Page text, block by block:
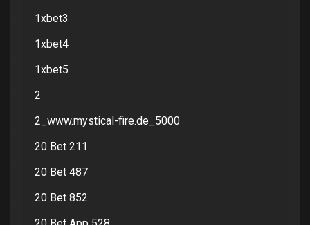
1xbet3
1xbet4
1xbet5
2
2_www.mystical-fire.de_5000
20 Bet 211
20 Bet 487
20 Bet 852